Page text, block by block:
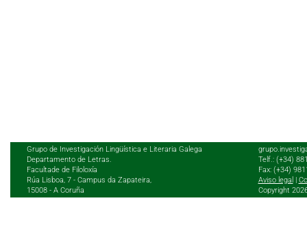
Grupo de Investigación Lingüística e Literaria Galega
Departamento de Letras.
Facultade de Filoloxía
Rúa Lisboa, 7 - Campus da Zapateira,
15008 - A Coruña
Telf.: (+34)
Fax: (+34)
Aviso legal
Copyright